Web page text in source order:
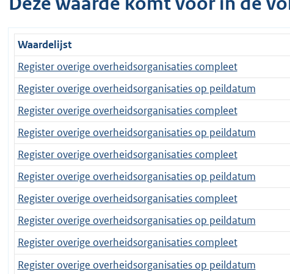
Waardelijst
Register overige overheidsorganisaties compleet
Register overige overheidsorganisaties op peildatum
Register overige overheidsorganisaties compleet
Register overige overheidsorganisaties op peildatum
Register overige overheidsorganisaties compleet
Register overige overheidsorganisaties op peildatum
Register overige overheidsorganisaties compleet
Register overige overheidsorganisaties op peildatum
Register overige overheidsorganisaties compleet
Register overige overheidsorganisaties op peildatum